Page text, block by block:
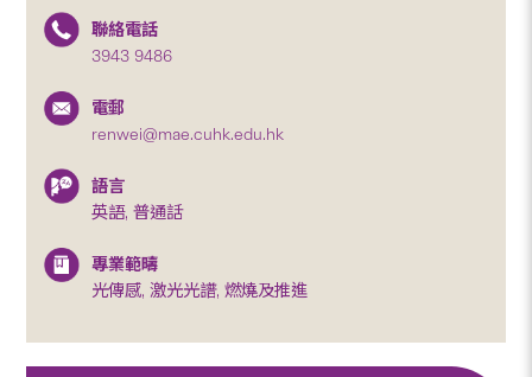
聯絡電話
3943 9486
電郵
renwei@mae.cuhk.edu.hk
語言
英語, 普通話
專業範疇
光傳感, 激光光譜, 燃燒及推進